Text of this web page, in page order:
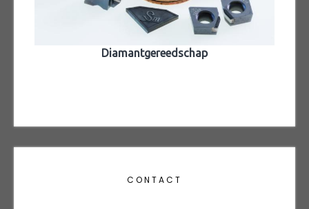
Diamantgereedschap
CONTACT